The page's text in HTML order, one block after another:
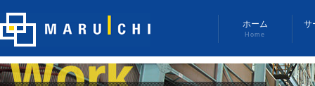
ホーム
Home
サ